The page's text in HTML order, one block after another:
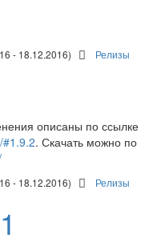
- 18.12.2016) Релизы
описаны по ссылке
. Скачать можно по
- 18.12.2016) Релизы